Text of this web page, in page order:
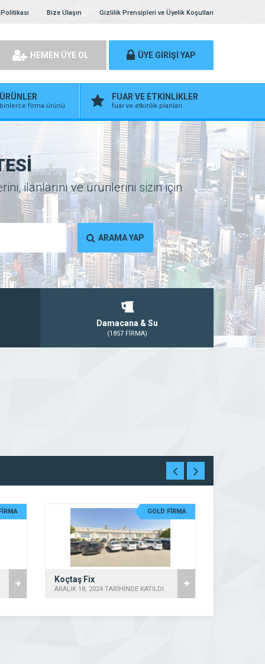
Bize Ulaşın Gizlilik Prensipleri ve Üyelik Koşulları
HEMEN ÜYE OL ÜYE GİRİŞİ YAP
ÜRÜNLER
binlerce firma ürünü
FUAR VE ETKİNLİKLER
fuar ve etkinlik planları
ilanlarını ve ürünlerini sizin için
ARAMA YAP
Damacana & Su
(1857 FİRMA)
GOLD FİRMA
Koçtaş
ARALIK 18, 2024 TARİHİNDE KATILDI